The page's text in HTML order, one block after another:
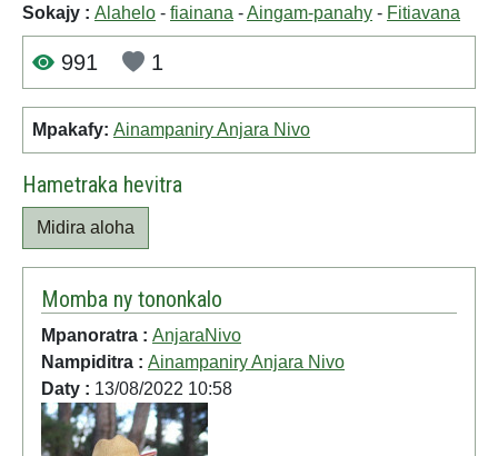
Sokajy : Alahelo - fiainana -Aingam-panahy - Fitiavana
991 1
Mpakafy: Ainampaniry Anjara Nivo
Hametraka hevitra
Midira aloha
Momba ny tononkalo
Mpanoratra : AnjaraNivo
Nampiditra : Ainampaniry Anjara Nivo
Daty : 13/08/2022 10:58